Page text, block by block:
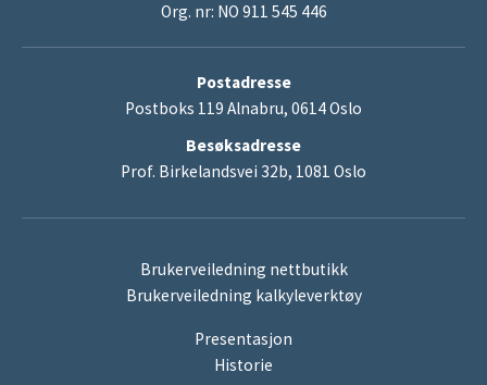
Org. nr: NO 911 545 446
Postadresse
Postboks 119 Alnabru, 0614 Oslo
Besøksadresse
Prof. Birkelandsvei 32b, 1081 Oslo
Brukerveiledning nettbutikk
Brukerveiledning kalkyleverktøy
Presentasjon
Historie